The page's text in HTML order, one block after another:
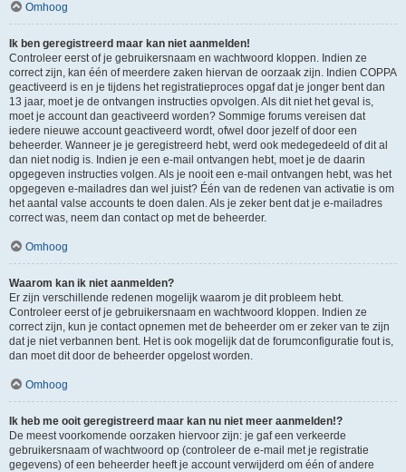
Omhoog
Ik ben geregistreerd maar kan niet aanmelden!
Controleer eerst of je gebruikersnaam en wachtwoord kloppen. Indien ze
correct zijn, kan één of meerdere zaken hiervan de oorzaak zijn. Indien COPPA
geactiveerd is en je tijdens het registratieproces opgaf dat je jonger bent dan
13 jaar, moet je de ontvangen instructies opvolgen. Als dit niet het geval is,
moet je account dan geactiveerd worden? Sommige forums vereisen dat
iedere nieuwe account geactiveerd wordt, ofwel door jezelf of door een
beheerder. Wanneer je je geregistreerd hebt, werd ook medegedeeld of dit al
dan niet nodig is. Indien je een e-mail ontvangen hebt, moet je de daarin
opgegeven instructies volgen. Als je nooit een e-mail ontvangen hebt, was het
opgegeven e-mailadres dan wel juist? Één van de redenen van activatie is om
het aantal valse accounts te doen dalen. Als je zeker bent dat je e-mailadres
correct was, neem dan contact op met de beheerder.
Omhoog
Waarom kan ik niet aanmelden?
Er zijn verschillende redenen mogelijk waarom je dit probleem hebt.
Controleer eerst of je gebruikersnaam en wachtwoord kloppen. Indien ze
correct zijn, kun je contact opnemen met de beheerder om er zeker van te zijn
dat je niet verbannen bent. Het is ook mogelijk dat de forumconfiguratie fout is,
dan moet dit door de beheerder opgelost worden.
Omhoog
Ik heb me ooit geregistreerd maar kan nu niet meer aanmelden!?
De meest voorkomende oorzaken hiervoor zijn: je gaf een verkeerde
gebruikersnaam of wachtwoord op (controleer de e-mail met je registratie
gegevens) of een beheerder heeft je account verwijderd om één of andere